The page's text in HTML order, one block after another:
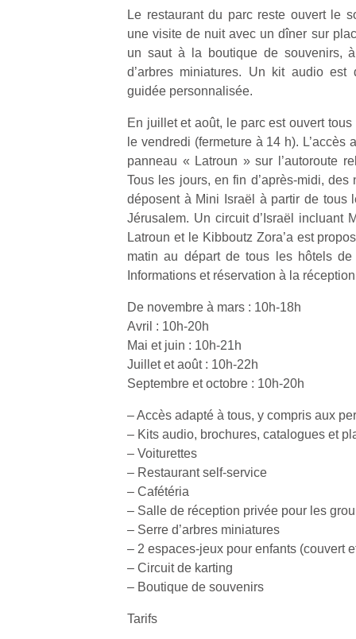
Le restaurant du parc reste ouvert le
une visite de nuit avec un dîner sur
un saut à la boutique de souvenirs,
d’arbres miniatures. Un kit audio
guidée personnalisée.
En juillet et août, le parc est ouvert
le vendredi (fermeture à 14 h). L’accès
panneau « Latroun » sur l’autoroute
Tous les jours, en fin d’après-midi, des
déposent à Mini Israël à partir de tous
Jérusalem. Un circuit d’Israël incluant
Latroun et le Kibboutz Zora’a est
matin au départ de tous les hôtels
Informations et réservation à la
De novembre à mars : 10h-18h
Avril : 10h-20h
Mai et juin : 10h-21h
Juillet et août : 10h-22h
Septembre et octobre : 10h-20h
– Accès adapté à tous, y compris aux
– Kits audio, brochures, catalogues et
– Voiturettes
– Restaurant self-service
– Cafétéria
– Salle de réception privée pour les
– Serre d’arbres miniatures
– 2 espaces-jeux pour enfants (couvert
– Circuit de karting
– Boutique de souvenirs
Tarifs
…
NextGen,
une
nouvelle
trottinette
Beeper
Les
enfants
débordent
d’énergie.
Varier les
occupations
n’est pas
toujours
simple.
grands et
Durant les
vacances
et avec le
beaux
rêvée